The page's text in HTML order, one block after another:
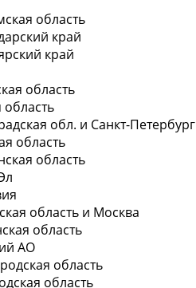
область
край
край
область
область
обл. и Санкт-Петербург
область
область
область и Москва
область
АО
область
область